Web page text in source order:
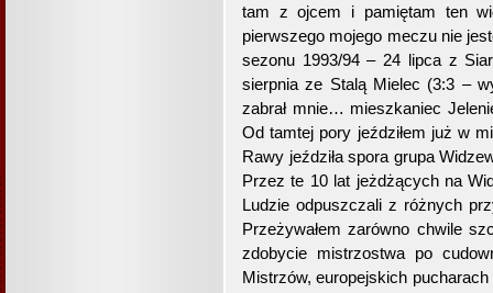
tam z ojcem i pamiętam ten
pierwszego mojego meczu nie
sezonu 1993/94 – 24 lipca z
sierpnia ze Stalą Mielec (3:3 –
zabrał mnie… mieszkaniec
Od tamtej pory jeździłem już w
Rawy jeździła spora grupa
Przez te 10 lat jeżdżących na
Ludzie odpuszczali z różnych
Przeżywałem zarówno chwile
zdobycie mistrzostwa po
Mistrzów, europejskich